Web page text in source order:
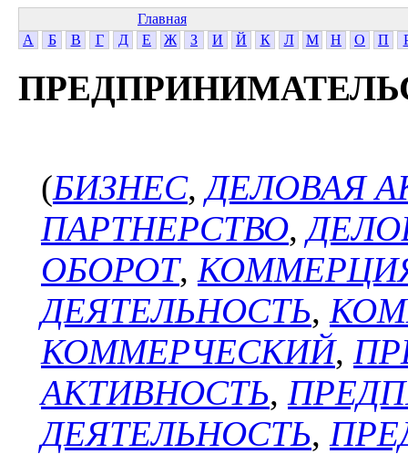
Главная
А
Б В Г Д Е Ж З И Й К Л М Н О П
(БИЗНЕС,ДЕЛОВАЯ
ПАРТНЕРСТВО,
ОБОРОТ,
ДЕЯТЕЛЬНОСТЬ,
КОММЕРЧЕСКИЙ,
АКТИВНОСТЬ,
ДЕЯТЕЛЬНОСТЬ,